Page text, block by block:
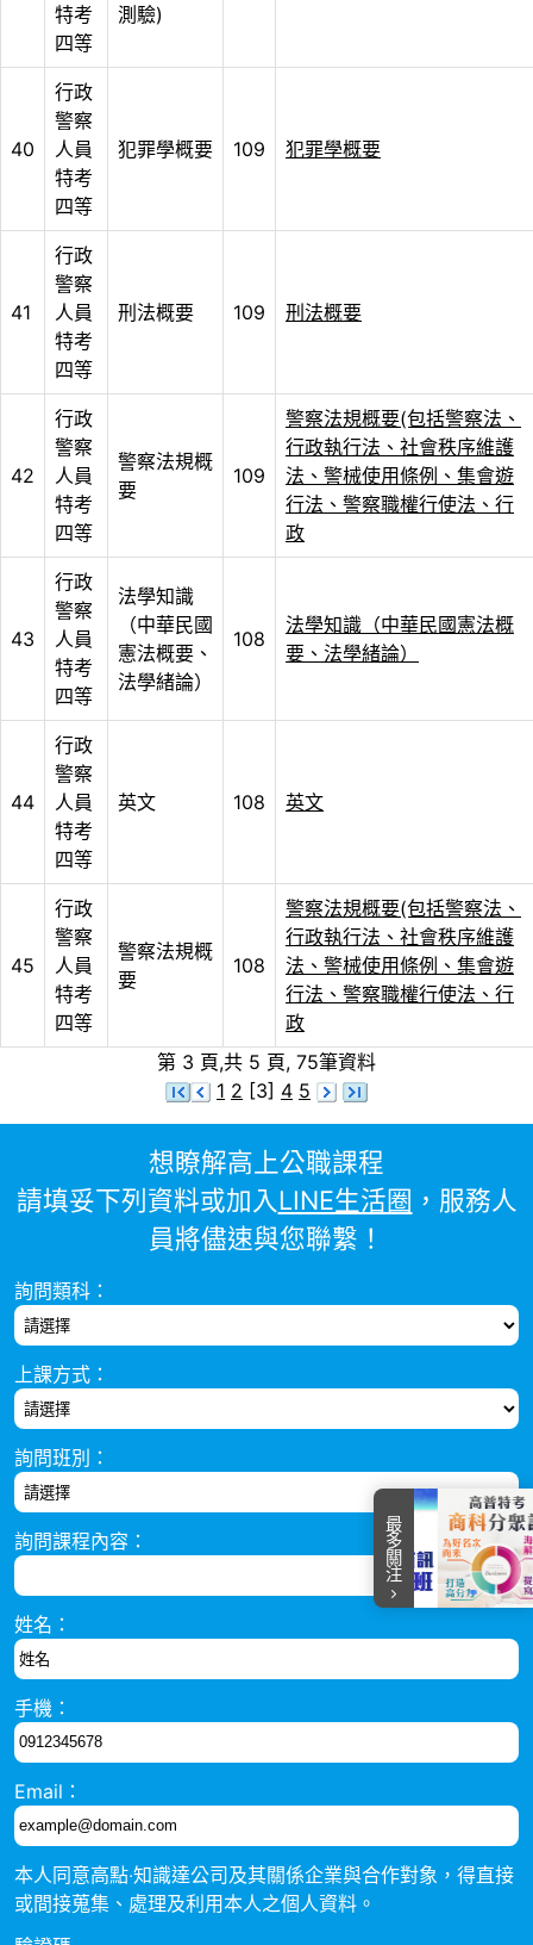
特考
四等
測驗)
40
行政
警察
人員
特考
四等
犯罪學概要 109 犯罪學概要
41
行政
警察
人員
特考
四等
刑法概要 109 刑法概要
42
行政
警察
人員
特考
四等
警察法規概
要
109
警察法規概要(包括警察法、
行政執行法、社會秩序維護
法、警械使用條例、集會遊
行法、警察職權行使法、行
政
43
行政
警察
人員
特考
四等
法學知識
（中華民國
憲法概要、
法學緒論）
108
法學知識（中華民國憲法概
要、法學緒論）
44
行政
警察
人員
特考
四等
英文 108 英文
45
行政
警察
人員
特考
四等
警察法規概
要
108
警察法規概要(包括警察法、
行政執行法、社會秩序維護
法、警械使用條例、集會遊
行法、警察職權行使法、行
政
第 3 頁,共 5 頁, 75筆資料
1 2 [3] 4 5
想瞭解高上公職課程
請填妥下列資料或加入LINE生活圈 ，服務人
員將儘速與您聯繫！
詢問類科：
上課方式：
詢問班別：
詢問課程內容：
姓名：
手機：
Email：
本人同意高點‧知識達公司及其關係企業與合作對象，得直接
或間接蒐集、處理及利用本人之個人資料。
最多關注
item
item
item
item
item
of